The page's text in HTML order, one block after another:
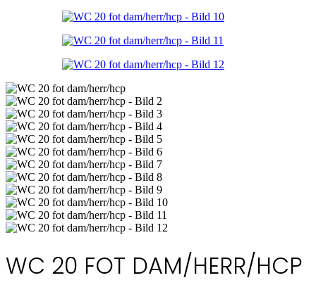
WC 20 FOT DAM/HERR/HCP